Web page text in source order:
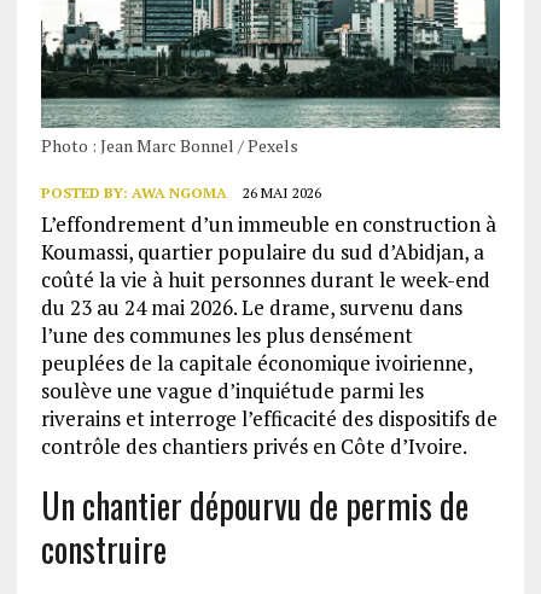
Photo : Jean Marc Bonnel / Pexels
POSTED BY: AWA NGOMA 26 MAI 2026
L’effondrement d’un immeuble en construction à
Koumassi, quartier populaire du sud d’Abidjan, a
coûté la vie à huit personnes durant le week-end
du 23 au 24 mai 2026. Le drame, survenu dans
l’une des communes les plus densément
peuplées de la capitale économique ivoirienne,
soulève une vague d’inquiétude parmi les
riverains et interroge l’efficacité des dispositifs de
contrôle des chantiers privés en Côte d’Ivoire.
Un chantier dépourvu de permis de
construire